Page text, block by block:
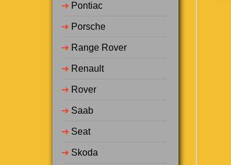
➔ Pontiac
➔ Porsche
➔ Range Rover
➔ Renault
➔ Rover
➔ Saab
➔ Seat
➔ Skoda